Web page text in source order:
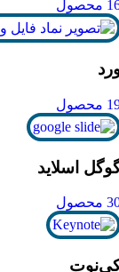
محصول
محصول
اسلاید
محصول